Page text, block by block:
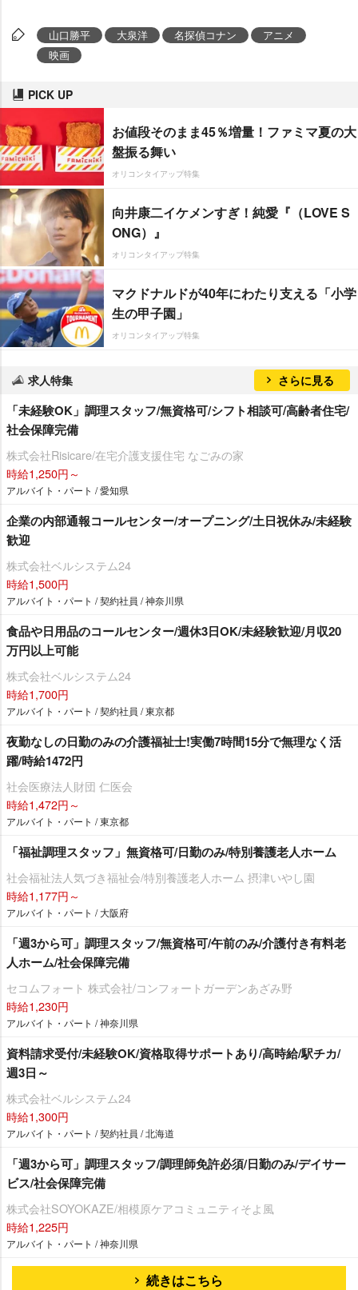
山口勝平 大泉洋 名探偵コナン
アニメ
映画
PICK UP
お値段そのまま45％増量！ファミマ夏の大
盤振る舞い
オリコンタイアップ特集
向井康二イケメンすぎ！純愛『（LOVE S
ONG）』
オリコンタイアップ特集
マクドナルドが40年にわたり支える「小学
生の甲子園」
オリコンタイアップ特集
求人特集 さらに見る
「未経験OK」調理スタッフ/無資格可/シフト相談可/高齢者住宅/
社会保障完備
株式会社Risicare/在宅介護支援住宅 なごみの家
時給1,250円～
アルバイト・パート / 愛知県
企業の内部通報コールセンター/オープニング/土日祝休み/未経験
歓迎
株式会社ベルシステム24
時給1,500円
アルバイト・パート / 契約社員 / 神奈川県
食品や日用品のコールセンター/週休3日OK/未経験歓迎/月収20
万円以上可能
株式会社ベルシステム24
時給1,700円
アルバイト・パート / 契約社員 / 東京都
夜勤なしの日勤のみの介護福祉士!実働7時間15分で無理なく活
躍/時給1472円
社会医療法人財団 仁医会
時給1,472円～
アルバイト・パート / 東京都
「福祉調理スタッフ」無資格可/日勤のみ/特別養護老人ホーム
社会福祉法人気づき福祉会/特別養護老人ホーム 摂津いやし園
時給1,177円～
アルバイト・パート / 大阪府
「週3から可」調理スタッフ/無資格可/午前のみ/介護付き有料老
人ホーム/社会保障完備
セコムフォート 株式会社/コンフォートガーデンあざみ野
時給1,230円
アルバイト・パート / 神奈川県
資料請求受付/未経験OK/資格取得サポートあり/高時給/駅チカ/
週3日～
株式会社ベルシステム24
時給1,300円
アルバイト・パート / 契約社員 / 北海道
「週3から可」調理スタッフ/調理師免許必須/日勤のみ/デイサー
ビス/社会保障完備
株式会社SOYOKAZE/相模原ケアコミュニティそよ風
時給1,225円
アルバイト・パート / 神奈川県
続きはこちら